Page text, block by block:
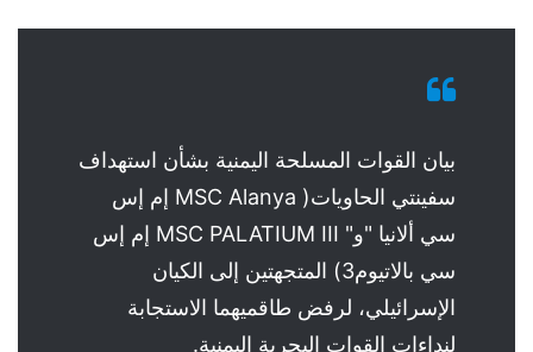
بيان القوات المسلحة اليمنية بشأن استهداف
سفينتي الحاويات( MSC Alanya إم إس
سي ألانيا "و" MSC PALATIUM III إم إس
سي بالاتيوم3) المتجهتين إلى الكيان
الإسرائيلي، لرفض طاقميهما الاستجابة
لنداءات القوات البحرية اليمنية.